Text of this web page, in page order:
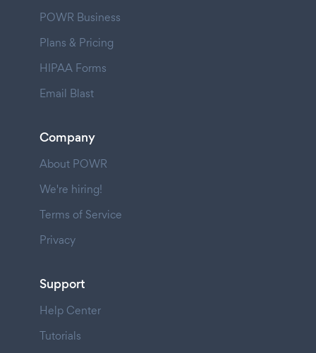
POWR Business
Plans & Pricing
HIPAA Forms
Email Blast
Company
About POWR
We're hiring!
Terms of Service
Privacy
Support
Help Center
Tutorials